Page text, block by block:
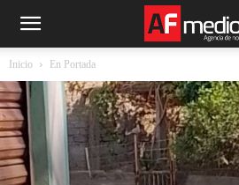
Inicio En Portada